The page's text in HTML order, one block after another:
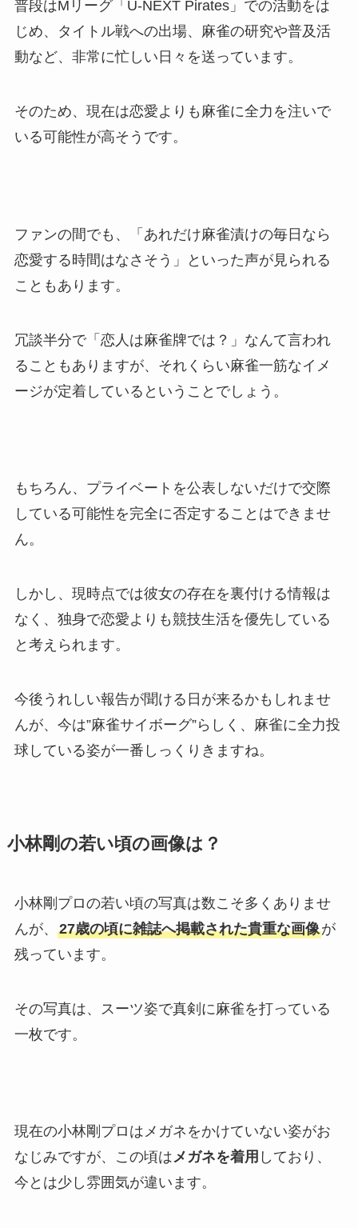
普段はMリーグ「U-NEXT Pirates」での活動をは
じめ、タイトル戦への出場、麻雀の研究や普及活
動など、非常に忙しい日々を送っています。
そのため、現在は恋愛よりも麻雀に全力を注いで
いる可能性が高そうです。
ファンの間でも、「あれだけ麻雀漬けの毎日なら
恋愛する時間はなさそう」といった声が見られる
こともあります。
冗談半分で「恋人は麻雀牌では？」なんて言われ
ることもありますが、それくらい麻雀一筋なイメ
ージが定着しているということでしょう。
もちろん、プライベートを公表しないだけで交際
している可能性を完全に否定することはできませ
ん。
しかし、現時点では彼女の存在を裏付ける情報は
なく、独身で恋愛よりも競技生活を優先している
と考えられます。
今後うれしい報告が聞ける日が来るかもしれませ
んが、今は”麻雀サイボーグ”らしく、麻雀に全力投
球している姿が一番しっくりきますね。
小林剛の若い頃の画像は？
小林剛プロの若い頃の写真は数こそ多くありませ
んが、 27歳の頃に雑誌へ掲載された貴重な画像が
残っています。
その写真は、スーツ姿で真剣に麻雀を打っている
一枚です。
現在の小林剛プロはメガネをかけていない姿がお
なじみですが、この頃はメガネを着用 しており、
今とは少し雰囲気が違います。